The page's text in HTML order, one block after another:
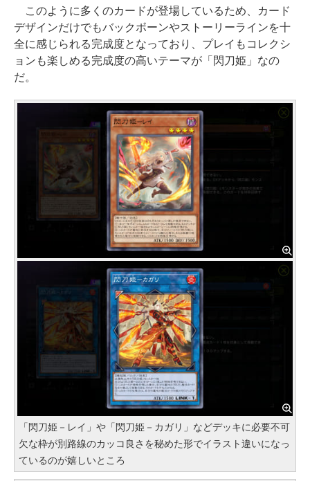
このように多くのカードが登場しているため、カード
デザインだけでもバックボーンやストーリーラインを十
全に感じられる完成度となっており、プレイもコレクシ
ョンも楽しめる完成度の高いテーマが「閃刀姫」なの
だ。
「閃刀姫－レイ」や「閃刀姫－カガリ」などデッキに必要不可
欠な枠が別路線のカッコ良さを秘めた形でイラスト違いになっ
ているのが嬉しいところ